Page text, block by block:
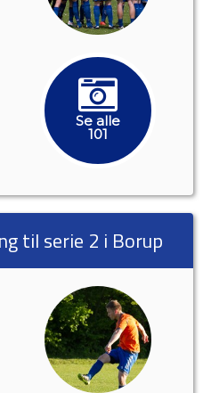
Se alle
101
til serie 2 i Borup